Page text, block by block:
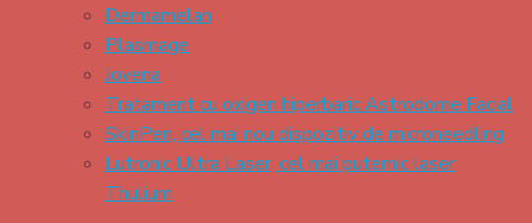
Dermamelan
Plasmage
Jovena
Tratament cu oxigen hiperbaric Astrodome Facial
SkinPen, cel mai nou dispozitiv de microneedling
Lutronic Ultra Laser, cel mai puternic laser
Thulium